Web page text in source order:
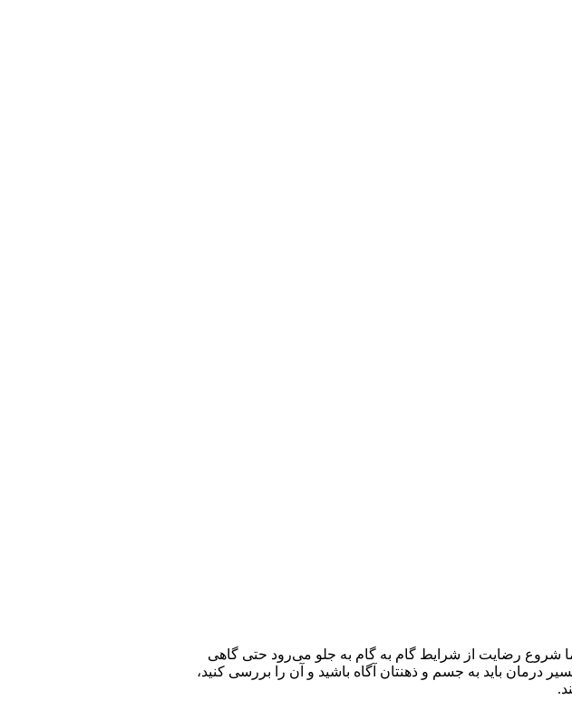
شروع رضایت از شرایط گام به گام به جلو می‌رود حتی گاهی
درمان باید به جسم و ذهنتان آگاه باشید و آن را بررسی کنید،